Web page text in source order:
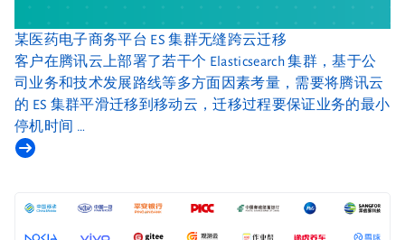
某医药电子商务平台 ES 集群无缝跨云迁移
客户在腾讯云上部署了若干个 Elasticsearch 集群，基于公
司业务和技术发展路线等多方面因素考量，需要将腾讯云
的 ES 集群平滑迁移到移动云，迁移过程要保证业务的最小
停机时间 …